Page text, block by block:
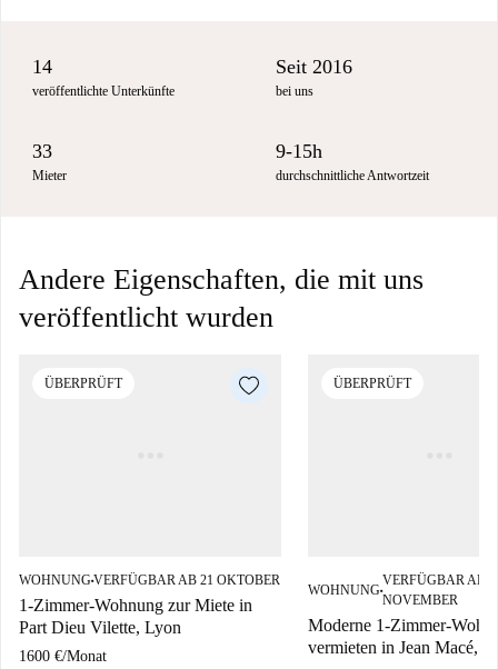
14
veröffentlichte Unterkünfte
Seit 2016
bei uns
33
Mieter
9-15h
durchschnittliche Antwortzeit
Andere Eigenschaften, die mit uns
veröffentlicht wurden
ÜBERPRÜFT
WOHNUNG■VERFÜGBAR AB 21 OKTOBER
1-Zimmer-Wohnung zur Miete in
Part Dieu Vilette, Lyon
1600 €/Monat
ÜBERPRÜFT
WOHNUNG■
VERFÜGBAR AB
NOVEMBER
Moderne 1-Zimmer-
vermieten in Jean Macé,